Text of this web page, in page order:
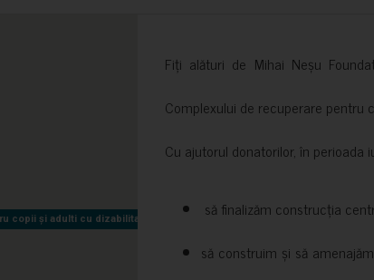
copii și adulti cu dizabilitati neuromotorii Sfântul Nectarie
copii și adulti cu dizabilitati neuromotorii Sfântul Nectarie
Fiți alături de Mihai Neșu
Complexului de recuperare pentru
Cu ajutorul donatorilor, în
să finalizăm construcția
să construim și să